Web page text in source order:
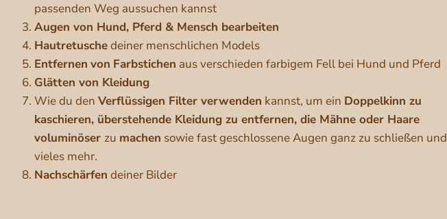
passenden Weg aussuchen kannst
Augen von Hund, Pferd & Mensch bearbeiten
Hautretuschedeiner menschlichen Models
Entfernen von Farbstichen aus verschieden farbigem Fell bei Hund und Pferd
Glätten von Kleidung
Wie du den Verflüssigen Filter verwenden kannst, um ein Doppelkinn zu
kaschieren, überstehende Kleidung zu entfernen, die Mähne oder Haare
voluminöser zu machen sowie fast geschlossene Augen ganz zu schließen und
vieles mehr.
Nachschärfen deiner Bilder